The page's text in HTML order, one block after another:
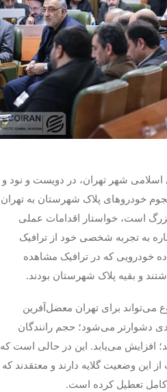
شهر تهران، در دویست و نود و
خودروهای پلاک شهرستان به تهران
است، خواستار اقدامات عملی
به تجربه شخصی خود از ترافیک
خودرویی که در ترافیک مشاهده
و بقیه پلاک شهرستان بودند.
می‌تواند برای تهران معضل‌آفرین
دشوارتر می‌شود؛ حجم رانندگان
افزایش می‌یابد. این در حالی است که
این وضعیت گلایه دارند و معتقدند که
کامل تعطیل کرده است.